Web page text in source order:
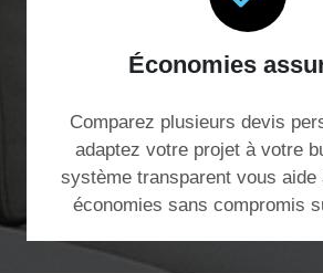
Économies
Comparez plusieurs devis
adaptez votre projet à votre
système transparent vous aide
économies sans compromis